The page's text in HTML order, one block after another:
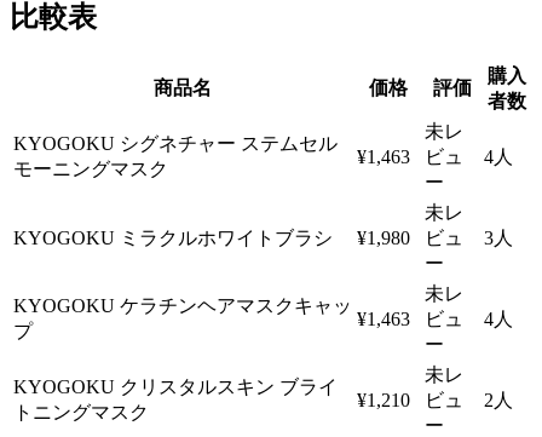
比較表
商品名 価格 評価
購入
者数
KYOGOKU シグネチャー ステムセル
モーニングマスク
¥1,463
未レ
ビュ
ー
4人
KYOGOKU ミラクルホワイトブラシ ¥1,980
未レ
ビュ
ー
3人
KYOGOKU ケラチンヘアマスクキャッ
プ
¥1,463
未レ
ビュ
ー
4人
KYOGOKU クリスタルスキン ブライ
トニングマスク
¥1,210
未レ
ビュ
ー
2人